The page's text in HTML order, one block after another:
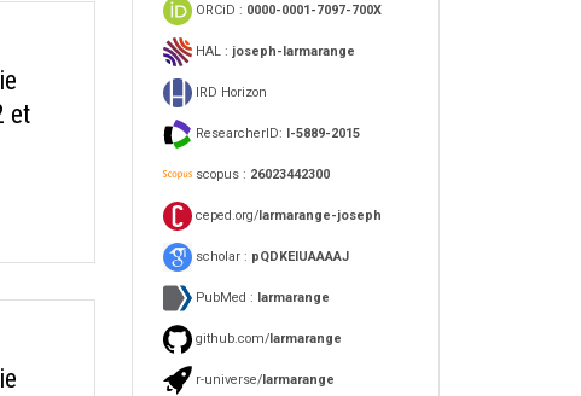
et
ORCiD : 0000-0001-7097-700X
HAL : joseph-larmarange
IRD Horizon
ResearcherID: I-5889-2015
scopus : 26023442300
ceped.org/larmarange-joseph
scholar : pQDKEIUAAAAJ
PubMed : larmarange
github.com/larmarange
r-universe/larmarange